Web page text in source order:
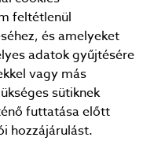
feltétlenül
és amelyeket
adatok gyűjtésére
vagy más
sütiknek
futtatása előtt
hozzájárulást.